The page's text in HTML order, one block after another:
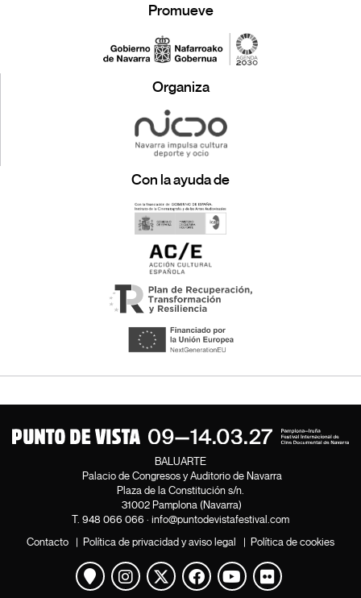
Promueve
Organiza
Con la ayuda de
BALUARTE
Palacio de Congresos y Auditorio de Navarra
Plaza de la Constitución s/n.
31002 Pamplona (Navarra)
T. 948 066 066 · info@puntodevistafestival.com
Contacto | Política de privacidad y aviso legal | Política de cookies
Ver mapa
Instagram
Twitter
Facebook
Youtube
Flickr